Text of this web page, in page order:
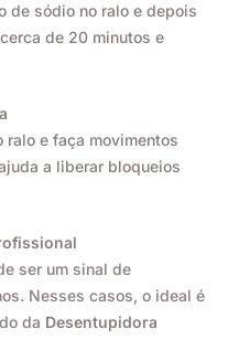
de sódio no ralo e depois
de 20 minutos e
ralo e faça movimentos
a liberar bloqueios
ser um sinal de
Nesses casos, o ideal é
da Desentupidora